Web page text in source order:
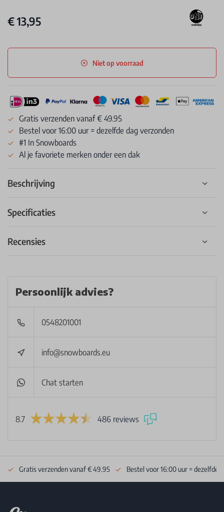
€ 13,95
Niet op voorraad
Gratis verzenden vanaf € 49.95
Bestel voor 16:00 uur = dezelfde dag verzonden
#1 In Snowboards
Al je favoriete merken onder een dak
Beschrijving
Specificaties
Recensies
Persoonlijk advies?
0548201001
info@snowboards.eu
Chat starten
8.7 486 reviews
Gratis verzenden vanaf € 49.95 Bestel voor 16:00 uur = dezelfde